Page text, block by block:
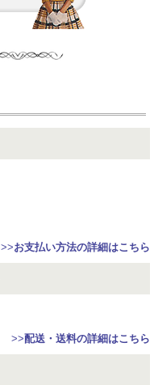
>>お支払い方法の詳細はこちら
>>配送・送料の詳細はこちら